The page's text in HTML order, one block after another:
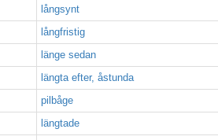
långsynt
långfristig
länge sedan
längta efter, åstunda
pilbåge
längtade